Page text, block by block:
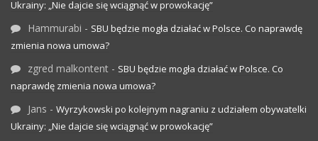
Ukrainy: „Nie dajcie się wciągnąć w prowokację”
Hammurabi - SBU będzie mogła działać w Polsce. Co naprawdę
zmienia nowa umowa?
zgred malkontent - SBU będzie mogła działać w Polsce. Co
naprawdę zmienia nowa umowa?
Jans - Wyrzykowski po kolejnym nagraniu z udziałem obywatelki
Ukrainy: „Nie dajcie się wciągnąć w prowokację”